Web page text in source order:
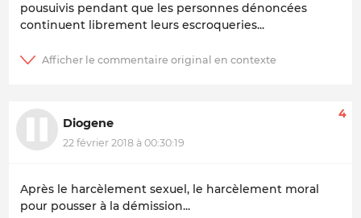
pousuivis pendant que les personnes dénoncées
continuent librement leurs escroqueries...
Diogene
22 février 2018 à 00:30:19
4
Après le harcèlement sexuel, le harcèlement moral
pour pousser à la démission...